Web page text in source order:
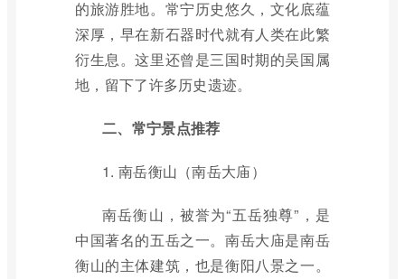
的旅游胜地。常宁历史悠久，文化底蕴
深厚，早在新石器时代就有人类在此繁
衍生息。这里还曾是三国时期的吴国属
地，留下了许多历史遗迹。
二、常宁景点推荐
1. 南岳衡山（南岳大庙）
南岳衡山，被誉为“五岳独尊”，是
中国著名的五岳之一。南岳大庙是南岳
衡山的主体建筑，也是衡阳八景之一。